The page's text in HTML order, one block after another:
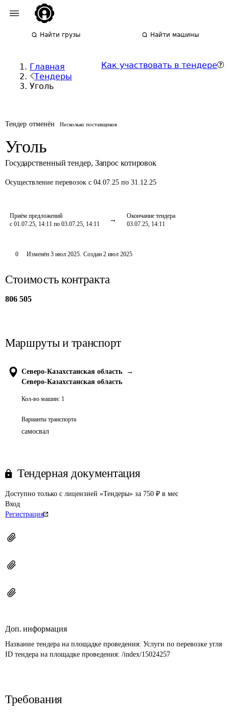
Найти грузы Найти машины
Главная
Тендеры
Уголь
Как участвовать в тендере
Тендер отменён Несколько поставщиков
Уголь
Государственный тендер, Запрос котировок
Осуществление перевозок с 04.07.25 по 31.12.25
Приём предложений
с 01.07.25, 14:11 по 03.07.25, 14:11
Окончание тендера
03.07.25, 14:11
0 Изменён 3 июл 2025. Создан 2 июл 2025
Стоимость контракта
806 505
Маршруты и транспорт
Северо-Казахстанская область
→
Северо-Казахстанская область
Кол-во машин: 1
Варианты транспорта
самосвал
Тендерная документация
Доступно только с лицензией «Тендеры» за 750 ₽ в мес
Вход
Регистрация
Доп. информация
Название тендера на площадке проведения: Услуги по перевозке угля
ID тендера на площадке проведения: /index/15024257
Требования